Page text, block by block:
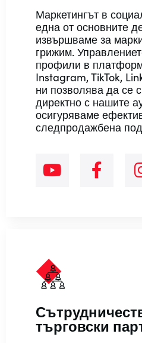
Маркетингът в
една от основните
извършваме за
грижим.
профили в
Instagram, TikTok,
ни позволява да се
директно с нашите
осигуряваме
следпродажбена
търговски